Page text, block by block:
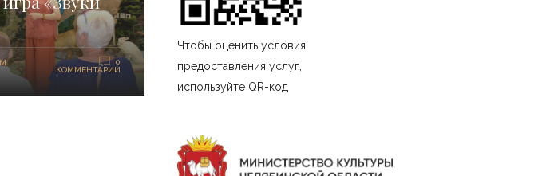
0
КОММЕНТАРИИ
Чтобы оценить условия
предоставления услуг,
используйте QR-код